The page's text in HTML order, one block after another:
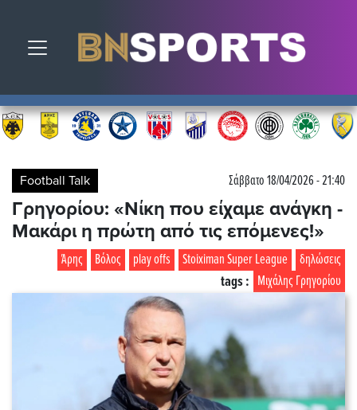
Toggle navigation
Football Talk Σάββατο 18/04/2026 - 21:40
Γρηγορίου: «Νίκη που είχαμε ανάγκη -
Μακάρι η πρώτη από τις επόμενες!»
δηλώσεις
Stoiximan Super League
play offs
Βόλος
Άρης
Μιχάλης Γρηγορίου
tags :